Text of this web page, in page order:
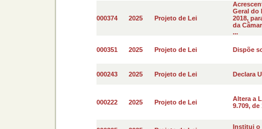
000374 2025 Projeto de Lei
Geral do
2018,
da
...
000351 2025 Projeto de Lei Dispõe
000243 2025 Projeto de Lei Declara
000222 2025 Projeto de Lei
Altera a
9.709,
Institui o